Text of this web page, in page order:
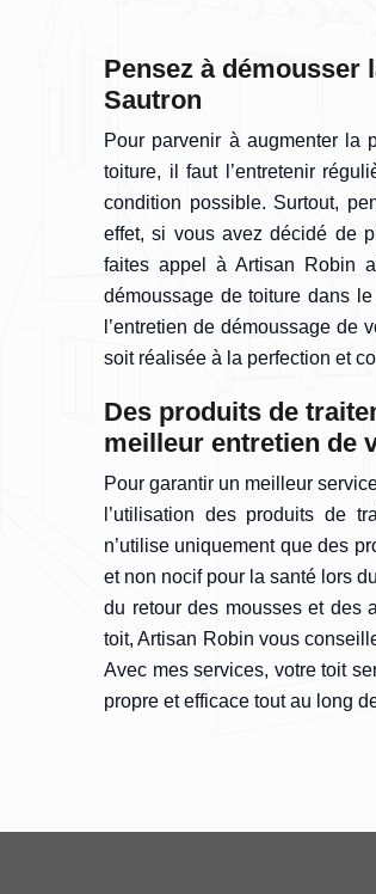
Pensez à démousser
Sautron
Pour parvenir à augmenter la
toiture, il faut l’entretenir
condition possible. Surtout,
effet, si vous avez décidé de
faites appel à Artisan Robin
démoussage de toiture dans
l’entretien de démoussage de
soit réalisée à la perfection et
Des produits de
meilleur entretien de
Pour garantir un meilleur
l’utilisation des produits de
n’utilise uniquement que des
et non nocif pour la santé lors
du retour des mousses et des
toit, Artisan Robin vous
Avec mes services, votre toit
propre et efficace tout au long